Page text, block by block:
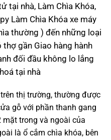
tại nhà, Làm Chìa Khóa,
Làm Chìa Khóa xe máy
thường ) đến những loại
gần Giao hàng hành
đối đầu không lo lắng
tại nhà
thị trường, thường được
gỗ với phần thanh gang
trong và ngoài của
là ổ cắm chìa khóa, bên